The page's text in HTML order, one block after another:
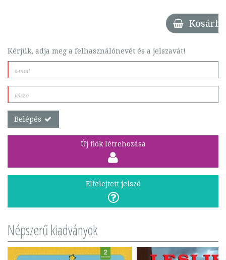
Kosárba
Kérjük, adja meg a felhasználónevét és a jelszavát!
Belépés
Új fiók létrehozása
Elfelejtett jelszó
Népszerű kiadványok